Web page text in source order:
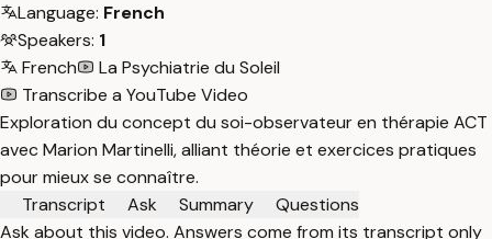
Language: French
Speakers: 1
French
La Psychiatrie du Soleil
Transcribe a YouTube Video
Exploration du concept du soi-observateur en thérapie ACT
avec Marion Martinelli, alliant théorie et exercices pratiques
pour mieux se connaître.
Transcript
Ask Summary
Questions
Ask about this video. Answers come from its transcript only